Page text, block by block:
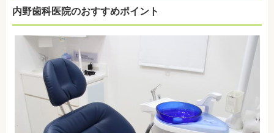
内野歯科医院のおすすめポイント